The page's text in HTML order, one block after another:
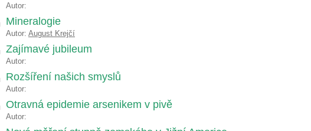
Autor:
Mineralogie
Autor: August Krejčí
Zajímavé jubileum
Autor:
Rozšíření našich smyslů
Autor:
Otravná epidemie arsenikem v pivě
Autor: